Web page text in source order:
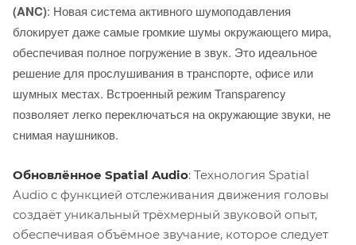
(ANC): Новая система активного шумоподавления
блокирует даже самые громкие шумы окружающего мира,
обеспечивая полное погружение в звук. Это идеальное
решение для прослушивания в транспорте, офисе или
шумных местах. Встроенный режим Transparency
позволяет легко переключаться на окружающие звуки, не
снимая наушников.
Обновлённое Spatial Audio: Технология Spatial
Audio с функцией отслеживания движения головы
создаёт уникальный трёхмерный звуковой опыт,
обеспечивая объёмное звучание, которое следует